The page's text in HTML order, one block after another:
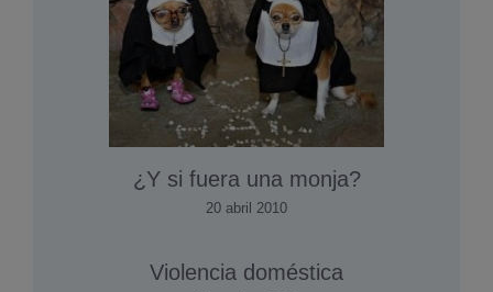
¿Y si fuera una monja?
20 abril 2010
Violencia doméstica